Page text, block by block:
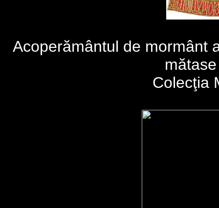
Acoperământul de mormânt
Colecţia